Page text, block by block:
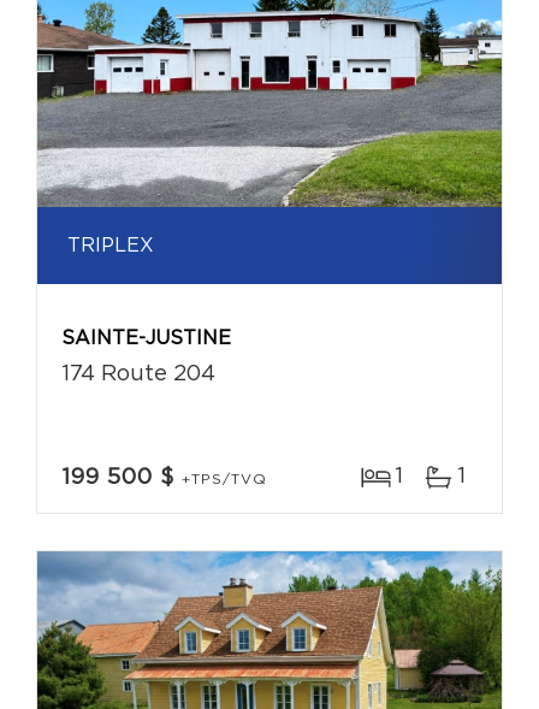
TRIPLEX
SAINTE-JUSTINE
174 Route 204
199 500 $ +TPS/TVQ 1 1